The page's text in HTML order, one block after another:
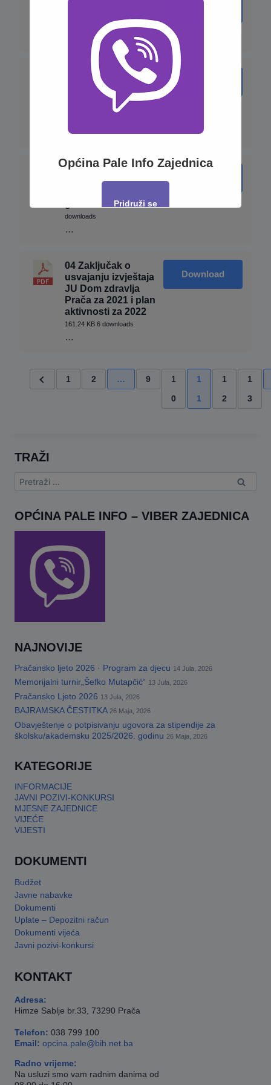
1.60 MB 8 downloads
05 Zaključak o
usvajanju izvještaja
JKP Prača za 2022.
162.56 KB
…
04-1 Izvještaj o radu
JU Dom zdravlja
961.61 KB14
downloads
…
04 Zaključak o
usvajanju izvještaja
JU Dom zdravlja
Prača za 2021 i plan
aktivnosti za 2022
161.24 KB 6 downloads
…
Download
1 2 … 9
1
0
1
1
1
2
1
3
TRAŽI
Pretraga:
OPĆINA PALE INFO – VIBER ZAJEDNICA
NAJNOVIJE
Pračansko ljeto 2026 · Program za djecu 14 Jula, 2026
Memorijalni turnir„Šefko Mutapčić“ 13 Jula, 2026
Pračansko Ljeto 2026 13 Jula, 2026
BAJRAMSKA ČESTITKA 26 Maja, 2026
Obavještenje o potpisivanju ugovora za stipendije za
školsku/akademsku 2025/2026. godinu 26 Maja, 2026
KATEGORIJE
INFORMACIJE
JAVNI POZIVI-KONKURSI
MJESNE ZAJEDNICE
VIJEĆE
VIJESTI
DOKUMENTI
Budžet
Javne nabavke
Dokumenti
Uplate – Depozitni račun
Dokumenti vijeća
Javni pozivi-konkursi
KONTAKT
Adresa:
Himze Sablje br.33, 73290 Prača
Telefon: 038 799 100
Email: opcina.pale@bih.net.ba
Radno vrijeme:
Na usluzi smo vam radnim danima od
Općina Pale Info Zajednica
Pridruži se